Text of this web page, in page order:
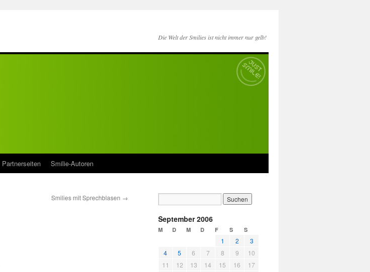
Die Welt der Smilies ist nicht immer nur gelb!
Partnerseiten Smilie-Autoren
Smilies mit Sprechblasen →
September 2006
M D M D F S S
1 2
3
4
5 6 7 8 9
10
11
12 13 14 15 16
17